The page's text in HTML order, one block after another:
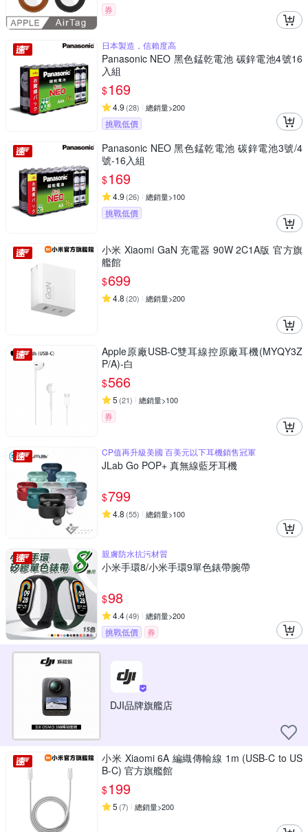
券
日本製造，信賴度高
Panasonic NEO 黑色錳乾電池 碳鋅電池4號16
入組
$169
4.9 (28) 總銷量>200
挑戰低價
Panasonic NEO 黑色錳乾電池 碳鋅電池3號/4
號-16入組
$169
4.9 (26) 總銷量>100
挑戰低價
小米 Xiaomi GaN 充電器 90W 2C1A版 官方旗
艦館
$699
4.8 (20) 總銷量>200
Apple原廠USB-C雙耳線控原廠耳機(MYQY3Z
P/A)-白
$566
5 (21) 總銷量>100
券
CP值再升級美國 百美元以下耳機銷售冠軍
JLab Go POP+ 真無線藍牙耳機
$799
4.8 (55) 總銷量>100
親膚防水抗污材質
小米手環8/小米手環9單色錶帶腕帶
$98
4.4(49) 總銷量>200
挑戰低價 券
DJI品牌旗艦店
小米 Xiaomi 6A 編織傳輸線 1m (USB-C to US
B-C) 官方旗艦館
$199
5 (7) 總銷量>200